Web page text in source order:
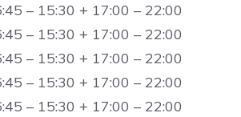
– 15:30 + 17:00 – 22:00
– 15:30 + 17:00 – 22:00
– 15:30 + 17:00 – 22:00
– 15:30 + 17:00 – 22:00
– 15:30 + 17:00 – 22:00